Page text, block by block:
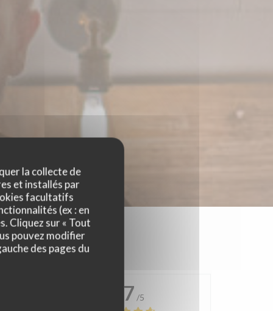
la collecte de
et installés par
facultatifs
(ex : en
Cliquez sur « Tout
pouvez modifier
des pages du
4.7 /5